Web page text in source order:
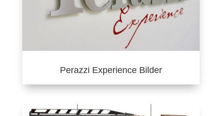
Perazzi Experience Bilder